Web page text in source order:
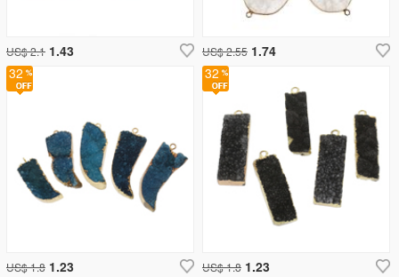
US$ 2.55 1.74
US$ 2.1 1.43
32
US$ 1.8 1.23
32
US$ 1.8 1.23